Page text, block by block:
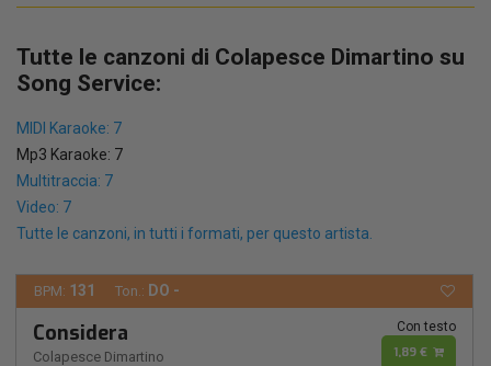
Tutte le canzoni di Colapesce Dimartino su
Song Service:
MIDI Karaoke: 7
Mp3 Karaoke: 7
Multitraccia: 7
Video: 7
Tutte le canzoni, in tutti i formati, per questo artista.
BPM: 131 Ton.: DO -
Considera
Colapesce Dimartino
Con testo
1,89 €